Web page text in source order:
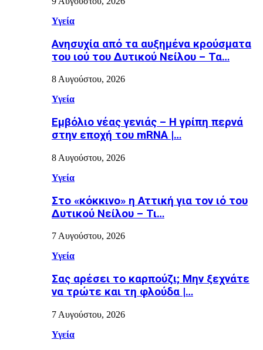
Υγεία
Ανησυχία από τα αυξημένα κρούσματα
του ιού του Δυτικού Νείλου – Τα…
8 Αυγούστου, 2026
Υγεία
Εµβόλιο νέας γενιάς – Η γρίπη περνά
στην εποχή του mRNA |…
8 Αυγούστου, 2026
Υγεία
Στο «κόκκινο» η Αττική για τον ιό του
Δυτικού Νείλου – Τι…
7 Αυγούστου, 2026
Υγεία
Σας αρέσει το καρπούζι; Μην ξεχνάτε
να τρώτε και τη φλούδα |…
7 Αυγούστου, 2026
Υγεία